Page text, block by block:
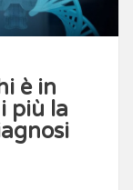
è in
più la